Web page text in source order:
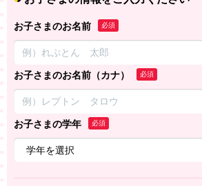
お子さまのお名前 必須
お子さまのお名前（カナ） 必須
お子さまの学年 必須